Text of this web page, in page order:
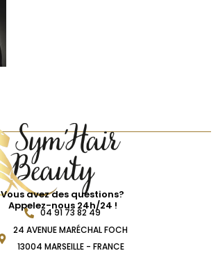
Vous avez des questions?
Appelez-nous 24h/24 !
04 91 73 82 49
24 AVENUE MARÉCHAL FOCH
13004 MARSEILLE - FRANCE